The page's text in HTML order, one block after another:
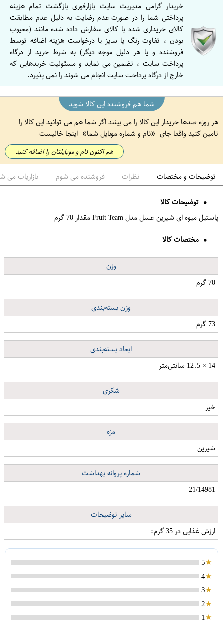
ا
ص
ف
ه
ن
خریدار گرامی مدیریت سایت بازارفوری بازگشت تمام هزینه
پرداختی شما را در صورت عدم رضایت به دلیل عدم مطابقت
کالای خریداری شده با کالای سفارش داده شده مانند (معیوب
بودن ، تفاوت رنگ یا سایز یا درخواست هزینه اضافه توسط
فروشنده و یا هر دلیل موجه دیگر) به شرط خرید از درگاه
پرداخت سایت ، تضمین می نماید و مسئولیت خریدهایی که
خارج از درگاه پرداخت سایت انجام می شوند را نمی پذیرد.
شما هم فروشنده این کالا شوید
هر روزه صدها خریدار این کالا را می بینند اگر شما هم می توانید این کالا را
تامین کنید واقعا جای
نام و شماره موبایل شما اینجا خالیست
هم اکنون نام و موبایلتان را اضافه کنید
توضیحات و مختصات نظرات فروشنده می شوم بازاریاب می
توضیحات کالا
پاستیل میوه ای شیرین عسل مدل Fruit Team مقدار 70 گرم
مختصات کالا
وزن
70 گرم
وزن بسته‌بندی
73 گرم
ابعاد بسته‌بندی
14 × 12.5 سانتی‌متر
شکری
خیر
مزه
شیرین
شماره پروانه بهداشت
21/14981
سایر توضیحات
ارزش غذایی در 35 گرم:
5
4
3
2
1